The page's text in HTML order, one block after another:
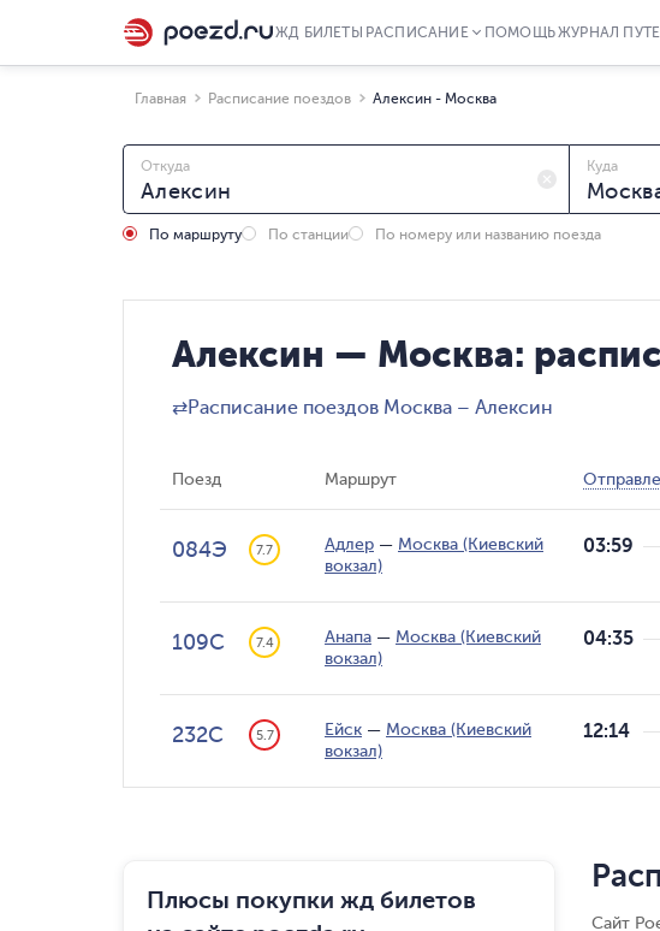
ЖД БИЛЕТЫ РАСПИСАНИЕ ПОМОЩЬЖУРНАЛ
Главная Расписание поездов Алексин - Москва
Откуда Куда
По маршруту По станции По номеру или названию поезда
Алексин — Москва:
⇄Расписание поездов Москва – Алексин
Поезд Маршрут
084Э 7.7 Адлер — Москва (Киевский
вокзал)
03:59
109С 7.4 Анапа — Москва (Киевский
вокзал)
04:35
232С 5.7 Ейск — Москва (Киевский
вокзал)
12:14
Сайт
Плюсы покупки жд билетов